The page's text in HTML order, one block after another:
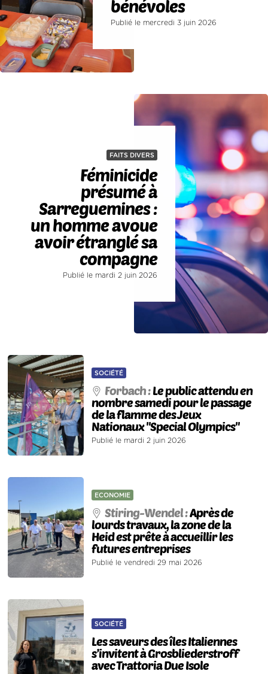
bénévoles
Publié le mercredi 3 juin 2026
FAITS DIVERS
Féminicide
présumé à
Sarreguemines :
un homme avoue
avoir étranglé sa
compagne
Publié le mardi 2 juin 2026
SOCIÉTÉ
Forbach :Le public attendu en
nombre samedi pour le passage
de la flamme des Jeux
Nationaux "Special Olympics"
Publié le mardi 2 juin 2026
ECONOMIE
Stiring-Wendel :Après de
lourds travaux, la zone de la
Heid est prête à accueillir les
futures entreprises
Publié le vendredi 29 mai 2026
SOCIÉTÉ
Les saveurs des îles Italiennes
s’invitent à Grosbliederstroff
avec Trattoria Due Isole